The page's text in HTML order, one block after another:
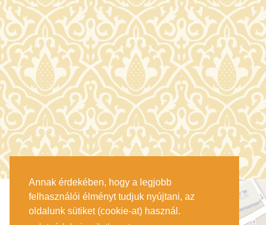
Annak érdekében, hogy a legjobb
felhasználói élményt tudjuk nyújtani, az
oldalunk sütiket (cookie-at) használ.